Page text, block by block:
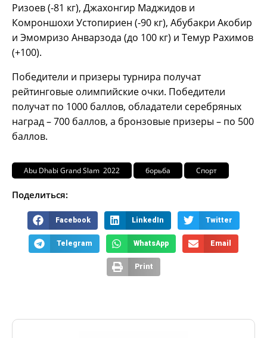
Ризоев (-81 кг), Джахонгир Маджидов и
Комроншохи Устопириен (-90 кг), Абубакри Акобир
и Эмомризо Анварзода (до 100 кг) и Темур Рахимов
(+100).
Победители и призеры турнира получат
рейтинговые олимпийские очки. Победители
получат по 1000 баллов, обладатели серебряных
наград – 700 баллов, а бронзовые призеры – по 500
баллов.
Abu Dhabi Grand Slam 2022 борьба Спорт
Поделиться:
Facebook LinkedIn Twitter
Telegram WhatsApp Email
Print